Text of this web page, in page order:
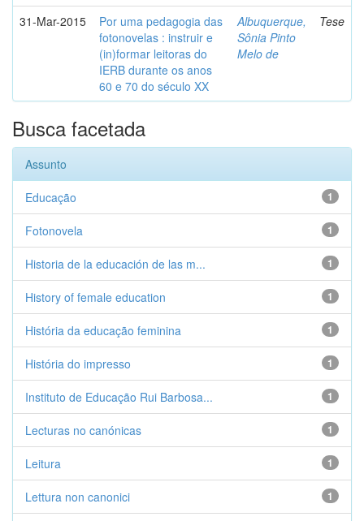
31-Mar-2015
Por uma pedagogia das
fotonovelas : instruir e
(in)formar leitoras do
IERB durante os anos
60 e 70 do século XX
Albuquerque,
Sônia Pinto
Melo de
Tese
Busca facetada
Assunto
1
Educação
1
Fotonovela
1
Historia de la educación de las m...
1
History of female education
1
História da educação feminina
1
História do impresso
1
Instituto de Educação Rui Barbosa...
1
Lecturas no canónicas
1
Leitura
1
Lettura non canonici